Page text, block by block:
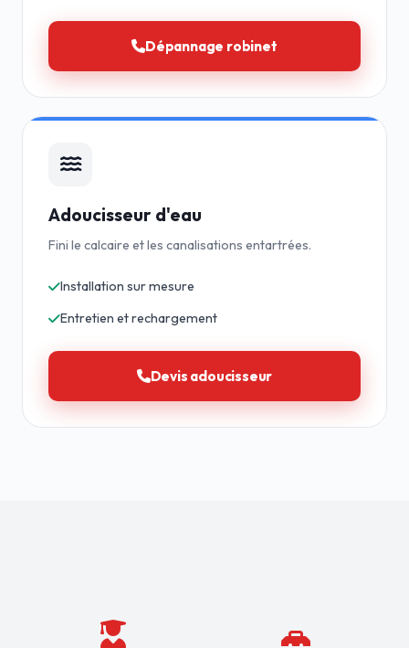
Dépannage robinet
Adoucisseur d'eau
Fini le calcaire et les canalisations entartrées.
Installation sur mesure
Entretien et rechargement
Devis adoucisseur